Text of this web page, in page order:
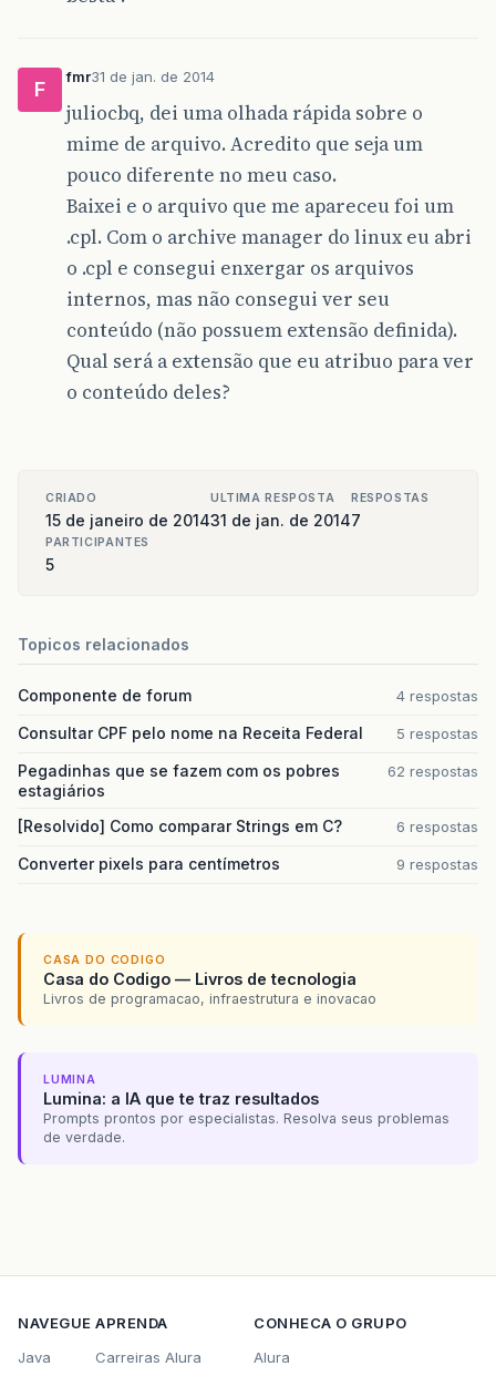
F
fmr31 de jan. de 2014
juliocbq, dei uma olhada rápida sobre o
mime de arquivo. Acredito que seja um
pouco diferente no meu caso.
Baixei e o arquivo que me apareceu foi um
.cpl. Com o archive manager do linux eu abri
o .cpl e consegui enxergar os arquivos
internos, mas não consegui ver seu
conteúdo (não possuem extensão definida).
Qual será a extensão que eu atribuo para ver
o conteúdo deles?
CRIADO
15 de janeiro de 2014
ULTIMA RESPOSTA
31 de jan. de 2014
RESPOSTAS
7
PARTICIPANTES
5
Topicos relacionados
Componente de forum 4 respostas
Consultar CPF pelo nome na Receita Federal 5 respostas
Pegadinhas que se fazem com os pobres
estagiários
62 respostas
[Resolvido] Como comparar Strings em C? 6 respostas
Converter pixels para centímetros 9 respostas
CASA DO CODIGO
Casa do Codigo — Livros de tecnologia
Livros de programacao, infraestrutura e inovacao
LUMINA
Lumina: a IA que te traz resultados
Prompts prontos por especialistas. Resolva seus problemas
de verdade.
NAVEGUE
Java
APRENDA
Carreiras Alura
CONHECA O GRUPO
Alura